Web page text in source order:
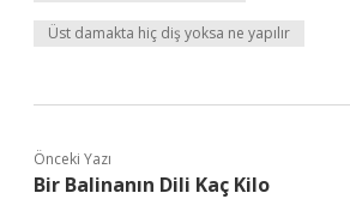
Üst damakta hiç diş yoksa ne yapılır
Önceki Yazı
Bir Balinanın Dili Kaç Kilo